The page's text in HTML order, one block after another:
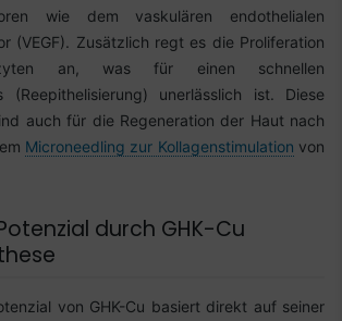
wie dem vaskulären endothelialen
(VEGF). Zusätzlich regt es die Proliferation
an, was für einen schnellen
(Reepithelisierung) unerlässlich ist. Diese
auch für die Regeneration der Haut nach
Microneedling zur Kollagenstimulation von
durch GHK-Cu
von GHK-Cu basiert direkt auf seiner